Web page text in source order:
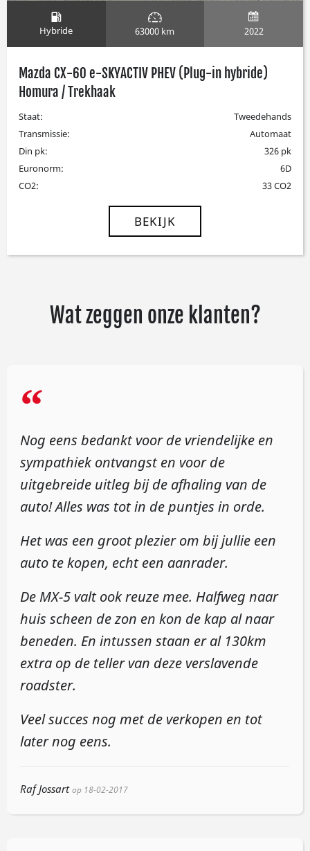
Hybride 63000 km 2022
Mazda CX-60 e-SKYACTIV PHEV (Plug-in hybride)
Homura / Trekhaak
Staat:
Tweedehands
Transmissie:
Automaat
Din pk:
326 pk
Euronorm:
6D
CO2:
33 CO2
BEKIJK
Wat zeggen onze klanten?
“
Nog eens bedankt voor de vriendelijke en
sympathiek ontvangst en voor de
uitgebreide uitleg bij de afhaling van de
auto! Alles was tot in de puntjes in orde.
Het was een groot plezier om bij jullie een
auto te kopen, echt een aanrader.
De MX-5 valt ook reuze mee. Halfweg naar
huis scheen de zon en kon de kap al naar
beneden. En intussen staan er al 130km
extra op de teller van deze verslavende
roadster.
Veel succes nog met de verkopen en tot
later nog eens.
Raf Jossartop 18-02-2017